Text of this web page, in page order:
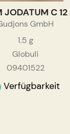
JODATUM C
GmbH
1.5 g
Globuli
09401522
Verfügbarkeit